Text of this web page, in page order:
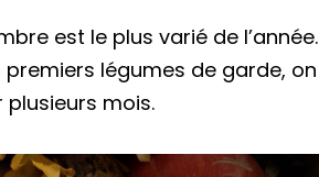
est le plus varié de l’année.
premiers légumes de garde, on
mois.